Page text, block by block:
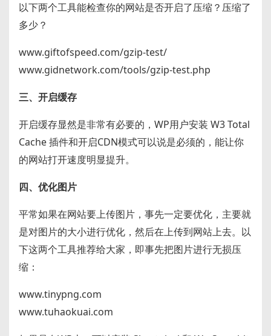
以下两个工具能检查你的网站是否开启了压缩？压缩了
多少？
www.giftofspeed.com/gzip-test/
www.gidnetwork.com/tools/gzip-test.php
三、开启缓存
开启缓存显然是非常有必要的，WP用户安装 W3 Total
Cache 插件和开启CDN模式可以说是必须的，能让你
的网站打开速度明显提升。
四、优化图片
平常如果在网站要上传图片，事先一定要优化，主要就
是对图片的大小进行优化，然后在上传到网站上去。以
下这两个工具推荐给大家，即事先把图片进行无损压
缩：
www.tinypng.com
www.tuhaokuai.com